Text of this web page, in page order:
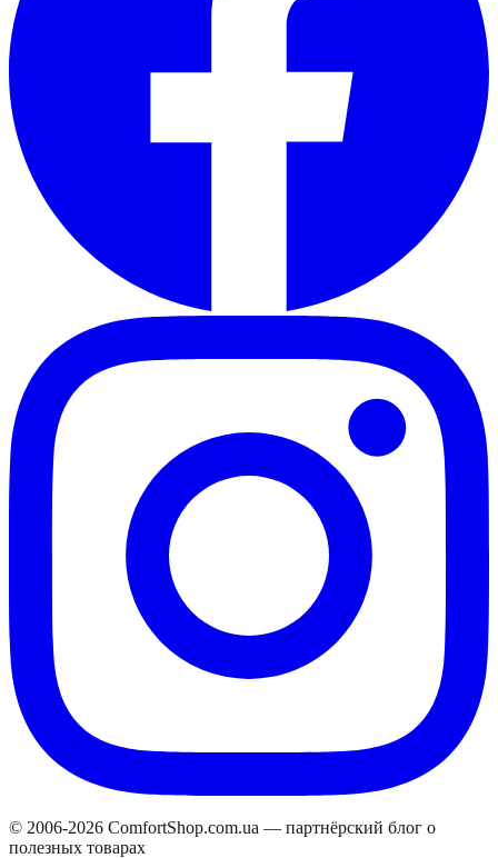
© 2006-2026 ComfortShop.com.ua — партнёрский блог о
полезных товарах